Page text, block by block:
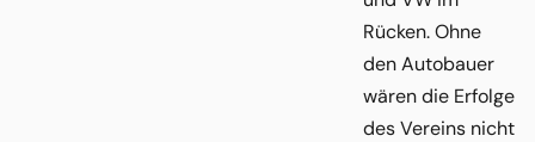
Rücken. Ohne
den Autobauer
wären die Erfolge
des Vereins nicht